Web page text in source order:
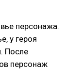
персонажа.
у героя
После
персонаж